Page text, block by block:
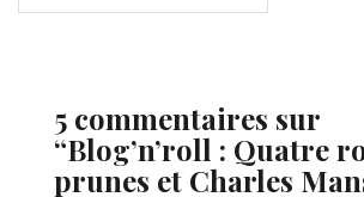
5 commentaires sur
“Blog’n’roll : Quatre
prunes et Charles